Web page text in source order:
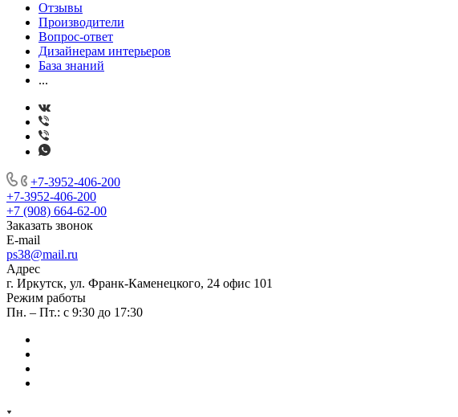
Отзывы
Производители
Вопрос-ответ
Дизайнерам интерьеров
База знаний
...
+7-3952-406-200
+7-3952-406-200
+7 (908) 664-62-00
Заказать звонок
E-mail
ps38@mail.ru
Адрес
г. Иркутск, ул. Франк-Каменецкого, 24 офис 101
Режим работы
Пн. – Пт.: с 9:30 до 17:30